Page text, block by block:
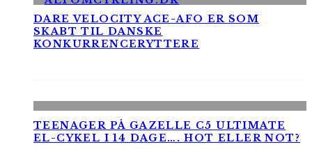
DARE VELOCITY ACE-AFO ER SOM
SKABT TIL DANSKE
KONKURRENCERYTTERE
TEENAGER PÅ GAZELLE C5 ULTIMATE
EL-CYKEL I 14 DAGE…. HOT ELLER NOT?